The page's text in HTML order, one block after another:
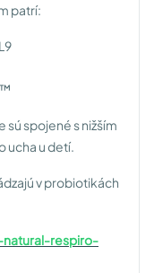
patrí:
sú spojené s nižším
ucha u detí.
v probiotikách
respiro-